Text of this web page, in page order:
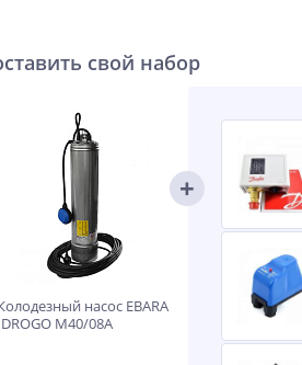
свой набор
насос EBARA
М40/08A